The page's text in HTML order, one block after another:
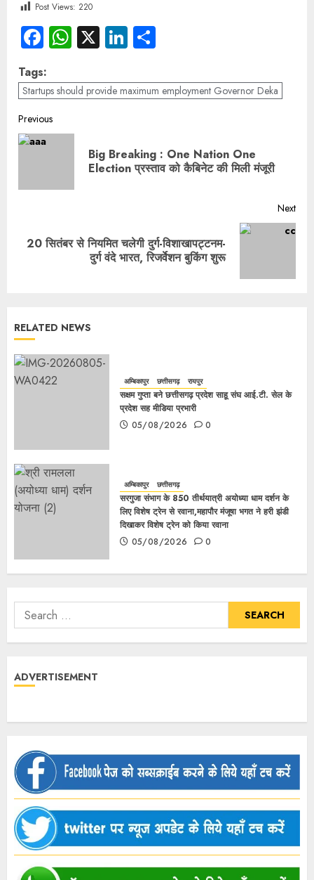
Post Views: 220
Facebook
WhatsApp
X LinkedIn
Tags:
Startups should provide maximum employment Governor Deka
Previous
Big Breaking : One Nation One
Election प्रस्ताव को कैबिनेट की मिली मंजूरी
Next
20 सितंबर से नियमित चलेगी दुर्ग-विशाखापट्टनम-
दुर्ग वंदे भारत, रिजर्वेशन बुकिंग शुरू
RELATED NEWS
अम्बिकापुर छत्तीसगढ़ रायपुर
सक्षम गुप्ता बने छत्तीसगढ़ प्रदेश साहू संघ आई.टी. सेल के
प्रदेश सह मीडिया प्रभारी
05/08/2026
0
अम्बिकापुर छत्तीसगढ़
सरगुजा संभाग के 850 तीर्थयात्री अयोध्या धाम दर्शन के
लिए विशेष ट्रेन से रवाना,महापौर मंजूषा भगत ने हरी झंडी
दिखाकर विशेष ट्रेन को किया रवाना
05/08/2026
0
ADVERTISEMENT